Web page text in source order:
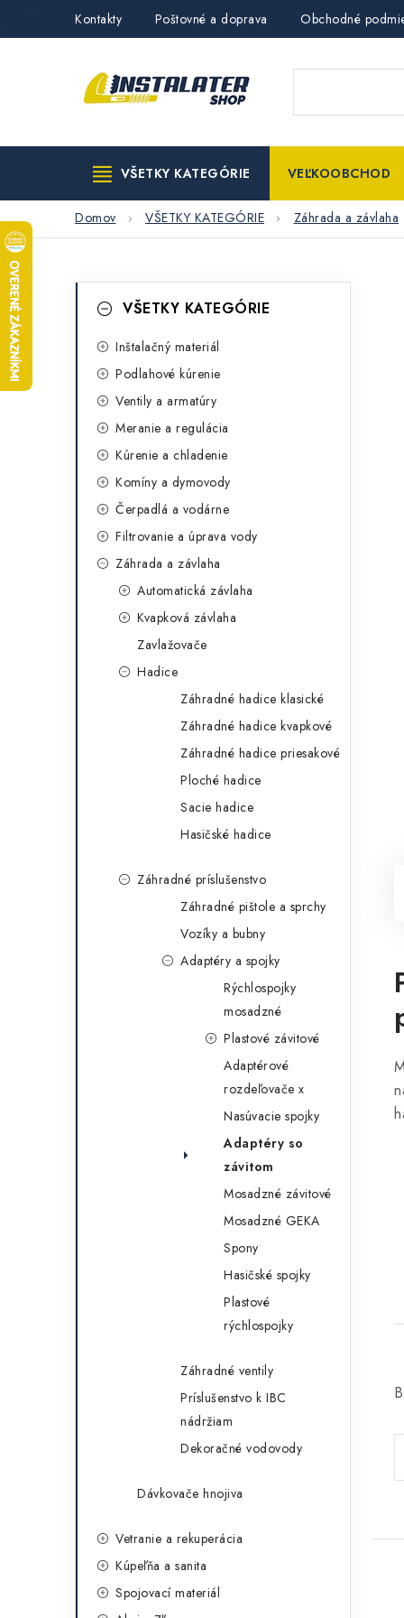
Kontakty Poštovné a doprava Obchodné
VŠETKY KATEGÓRIE VEĽKOOBCHOD
Domov VŠETKY KATEGÓRIE Záhrada a závlaha
kategórieVŠETKY KATEGÓRIE
Inštalačný materiál
Podlahové kúrenie
Ventily a armatúry
Meranie a regulácia
Kúrenie a chladenie
Komíny a dymovody
Čerpadlá a vodárne
Filtrovanie a úprava vody
Záhrada a závlaha
Automatická závlaha
Kvapková závlaha
Zavlažovače
Hadice
Záhradné hadice klasické
Záhradné hadice kvapkové
Záhradné hadice priesakové
Ploché hadice
Sacie hadice
Hasičské hadice
Záhradné príslušenstvo
Záhradné pištole a sprchy
Vozíky a bubny
Adaptéry a spojky
Rýchlospojky
mosadzné
Plastové závitové
Adaptérové
rozdeľovače x
Nasúvacie spojky
Adaptéry so
závitom
Mosadzné závitové
Mosadzné GEKA
Spony
Hasičské spojky
Plastové
rýchlospojky
Záhradné ventily
Príslušenstvo k IBC
nádržiam
Dekoračné vodovody
Dávkovače hnojiva
Vetranie a rekuperácia
Kúpeľňa a sanita
Spojovací materiál